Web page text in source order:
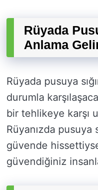
Rüyada
Anlama
Rüyada pusuya
durumla
bir tehlikeye karşı
Rüyanızda pusuya
güvende
güvendiğiniz